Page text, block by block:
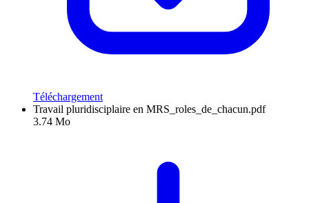
Téléchargement
Travail pluridisciplaire en MRS_roles_de_chacun.pdf
3.74 Mo